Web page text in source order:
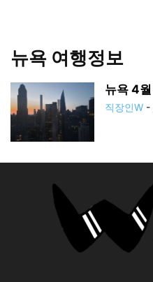
뉴욕 여행정보
뉴욕 4
직장인W -